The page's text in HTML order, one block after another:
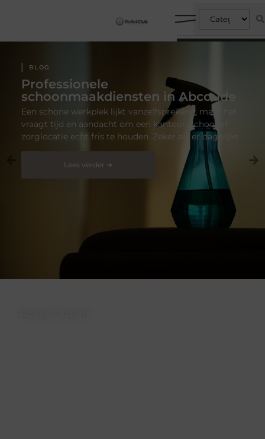
BLOG
Professionele
schoonmaakdiensten in Abcoude
Een schone werkplek lijkt vanzelfsprekend, maar het
vraagt tijd en aandacht om een kantoor, school of
zorglocatie echt fris te houden. Zeker als er dagelijks
Lees verder ➜